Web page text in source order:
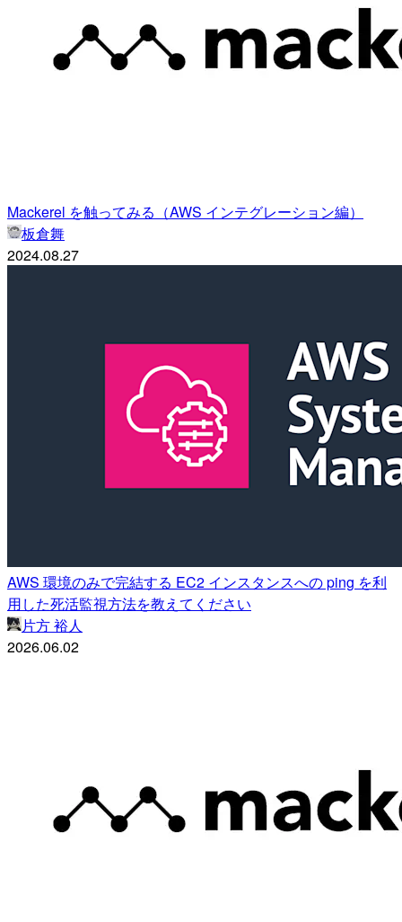
Mackerel を触ってみる（AWS インテグレーション編）
板倉舞
2024.08.27
AWS 環境のみで完結する EC2 インスタンスへの ping を利
用した死活監視方法を教えてください
片方 裕人
2026.06.02